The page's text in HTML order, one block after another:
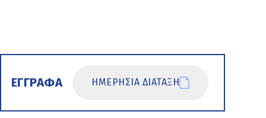
ΕΓΓΡΑΦΑ ΗΜΕΡΗΣΙΑ ΔΙΑΤΑΞΗ